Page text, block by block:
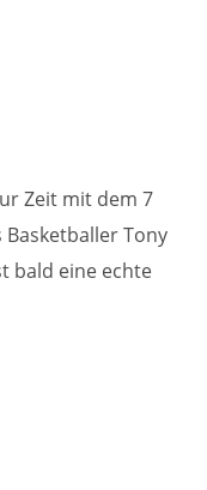
Zeit mit dem 7
Basketballer Tony
bald eine echte